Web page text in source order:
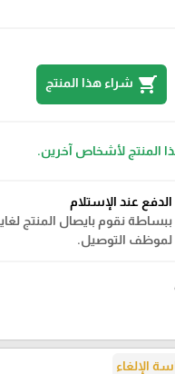
shopping_cart شراء هذا المنتج
المنتج لأشخاص آخرين.
الدفع عند الإستلام
ببساطة نقوم بايصال المنتج
لموظف التوصيل.
الإلغاء